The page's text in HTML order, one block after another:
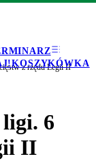
KOSZYKÓWKA
z rzędu Legii II
6
II